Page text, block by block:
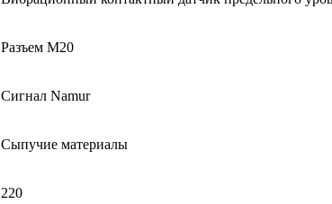
Разъем M20
Сигнал Namur
Сыпучие материалы
220